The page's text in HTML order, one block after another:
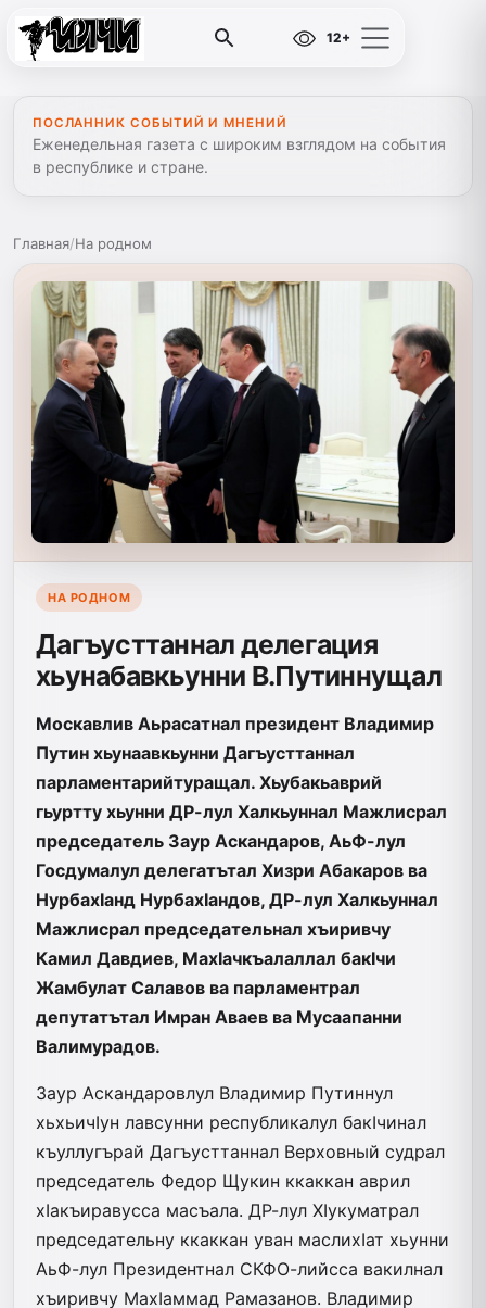
12+
ПОСЛАННИК СОБЫТИЙ И МНЕНИЙ
Еженедельная газета с широким взглядом на события
в республике и стране.
Главная/На родном
НА РОДНОМ
Дагъусттаннал делегация
хьунабавкьунни В.Путиннущал
Москавлив Аьрасатнал президент Владимир
Путин хьунаавкьунни Дагъусттаннал
парламентарийтуращал. Хьубакьаврий
гьуртту хьунни ДР-лул Халкьуннал Мажлисрал
председатель Заур Аскандаров, АьФ-лул
Госдумалул делегатътал Хизри Абакаров ва
НурбахIанд НурбахIандов, ДР-лул Халкьуннал
Мажлисрал председательнал хъиривчу
Камил Давдиев, МахIачкъалаллал бакIчи
Жамбулат Салавов ва парламентрал
депутатътал Имран Аваев ва Мусаапанни
Валимурадов.
Заур Аскандаровлул Владимир Путиннул
хьхьичIун лавсунни республикалул бакIчинал
къуллугърай Дагъусттаннал Верховный судрал
председатель Федор Щукин ккаккан аврил
хIакъиравусса масъала. ДР-лул ХIукуматрал
председательну ккаккан уван маслихIат хьунни
АьФ-лул Президентнал СКФО-лийсса вакилнал
хъиривчу МахIаммад Рамазанов. Владимир